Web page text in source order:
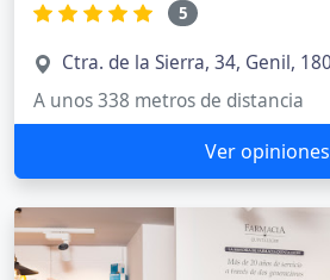
5
Ctra. de la Sierra, 34, Genil,
A unos 338 metros de distancia
Ver opiniones